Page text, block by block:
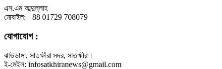
এস.এম আব্দুল্লাহ
মোবাইল: +88 01729 708079
যোগাযোগ :
ঝাউডাঙ্গা, সাতক্ষীরা সদর, সাতক্ষীরা।
ই-মেইল: infosatkhiranews@gmail.com